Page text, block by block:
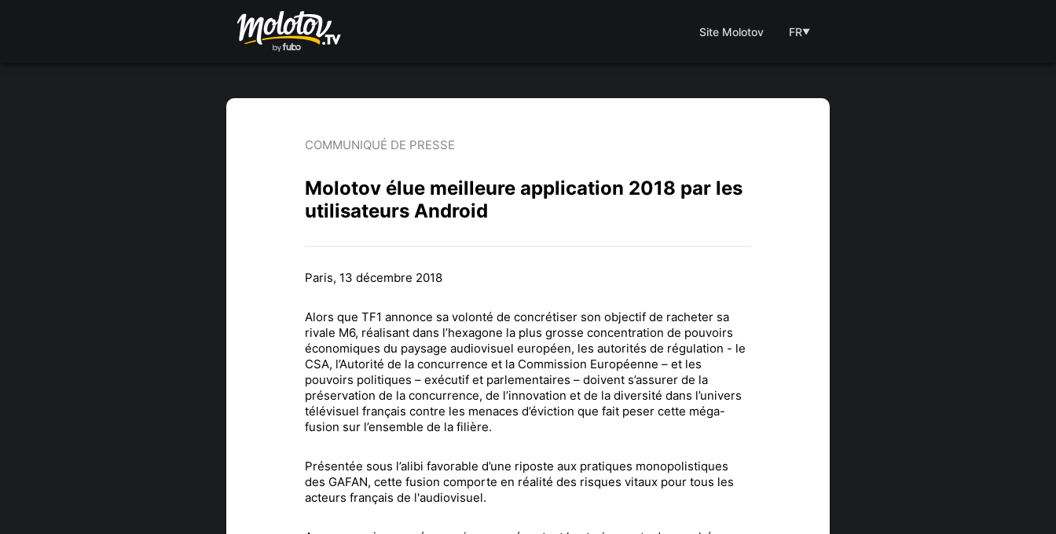
Site Molotov FR▼
COMMUNIQUÉ DE PRESSE
Molotov élue meilleure application 2018 par les
utilisateurs Android
Paris, 13 décembre 2018
Alors que TF1 annonce sa volonté de concrétiser son objectif de racheter sa
rivale M6, réalisant dans l’hexagone la plus grosse concentration de pouvoirs
économiques du paysage audiovisuel européen, les autorités de régulation - le
CSA, l’Autorité de la concurrence et la Commission Européenne – et les
pouvoirs politiques – exécutif et parlementaires – doivent s’assurer de la
préservation de la concurrence, de l’innovation et de la diversité dans l’univers
télévisuel français contre les menaces d’éviction que fait peser cette méga-
fusion sur l’ensemble de la filière.
Présentée sous l’alibi favorable d’une riposte aux pratiques monopolistiques
des GAFAN, cette fusion comporte en réalité des risques vitaux pour tous les
acteurs français de l'audiovisuel.